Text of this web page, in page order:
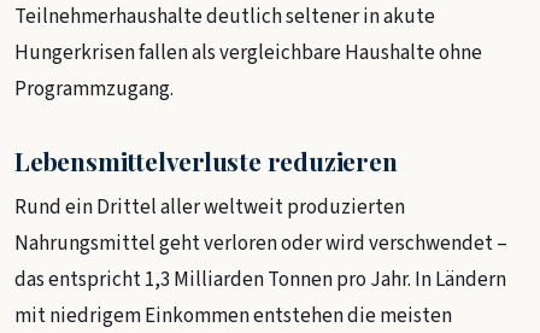
Teilnehmerhaushalte deutlich seltener in akute
Hungerkrisen fallen als vergleichbare Haushalte ohne
Programmzugang.
Lebensmittelverluste reduzieren
Rund ein Drittel aller weltweit produzierten
Nahrungsmittel geht verloren oder wird verschwendet –
das entspricht 1,3 Milliarden Tonnen pro Jahr. In Ländern
mit niedrigem Einkommen entstehen die meisten